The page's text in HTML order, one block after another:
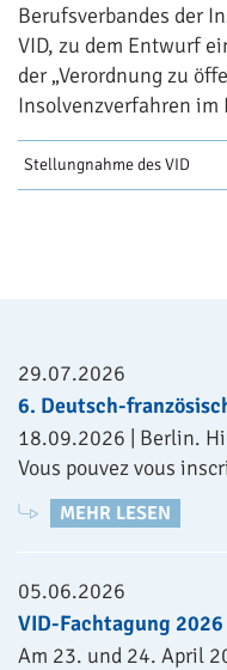
Berufsverbandes der
VID, zu dem Entwurf
der „Verordnung zu
Insolvenzverfahren im
Stellungnahme des VID
29.07.2026
6. Deutsch-
18.09.2026 | Berlin.
Vous pouvez vous
MEHR LESEN
05.06.2026
VID-Fachtagung 2026
Am 23. und 24. April